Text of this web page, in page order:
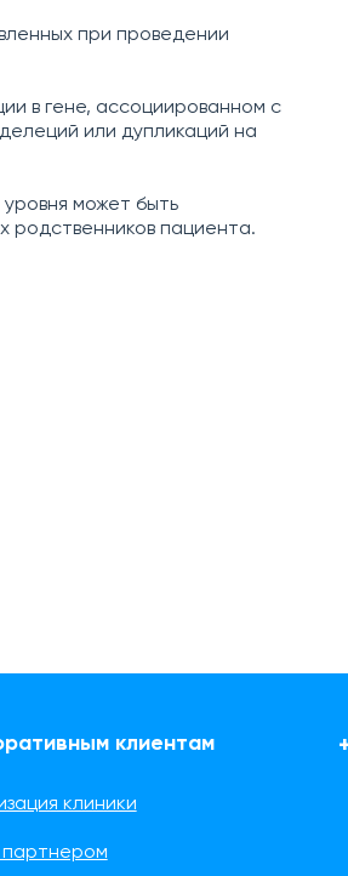
при проведении
в гене, ассоциированном с
или дупликаций на
может быть
родственников пациента.
клиентам
клиники